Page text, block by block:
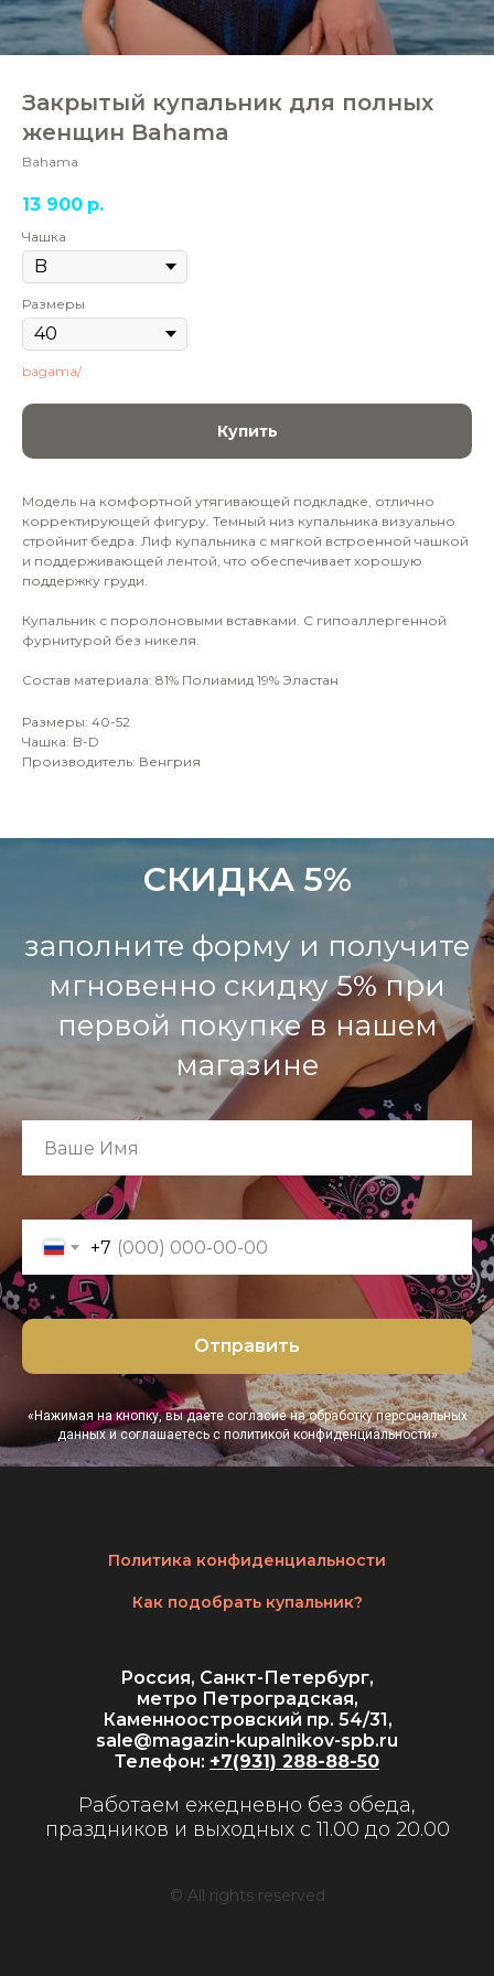
Закрытый купальник для полных
женщин Bahama
Bahama
13 900 р.
Чашка
Размеры
bagama/
Купить
Модель на комфортной утягивающей подкладке, отлично
корректирующей фигуру. Темный низ купальника визуально
стройнит бедра. Лиф купальника с мягкой встроенной чашкой
и поддерживающей лентой, что обеспечивает хорошую
поддержку груди.
Купальник с поролоновыми вставками. С гипоаллергенной
фурнитурой без никеля.
Состав материала: 81% Полиамид 19% Эластан
Размеры: 40-52
Чашка: B-D
Производитель: Венгрия
СКИДКА 5%
заполните форму и получите
мгновенно скидку 5% при
первой покупке в нашем
магазине
+7
Отправить
«Нажимая на кнопку, вы даете согласие на обработку персональных
данных и соглашаетесь c политикой конфиденциальности»
Политика конфиденциальности
Как подобрать купальник?
Россия, Санкт-Петербург,
метро Петроградская,
Каменноостровский пр. 54/31,
sale@magazin-kupalnikov-spb.ru
Телефон: +7(931) 288-88-50
Работаем ежедневно без обеда,
праздников и выходных с 11.00 до 20.00
© All rights reserved